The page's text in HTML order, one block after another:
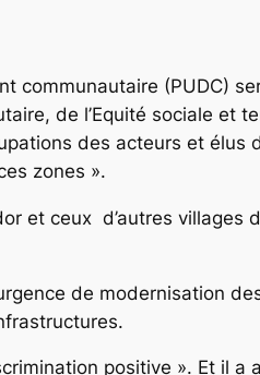
communautaire (PUDC)
de l’Equité sociale et
des acteurs et élus
zones ».
et ceux d’autres villages
de modernisation
positive ». Et il a